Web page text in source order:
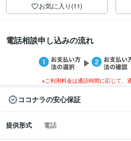
お気に入り(11)
電話相談申し込みの流れ
※ご利用料金は通話時間に応じて、
ココナラの安心保証
提供形式 電話